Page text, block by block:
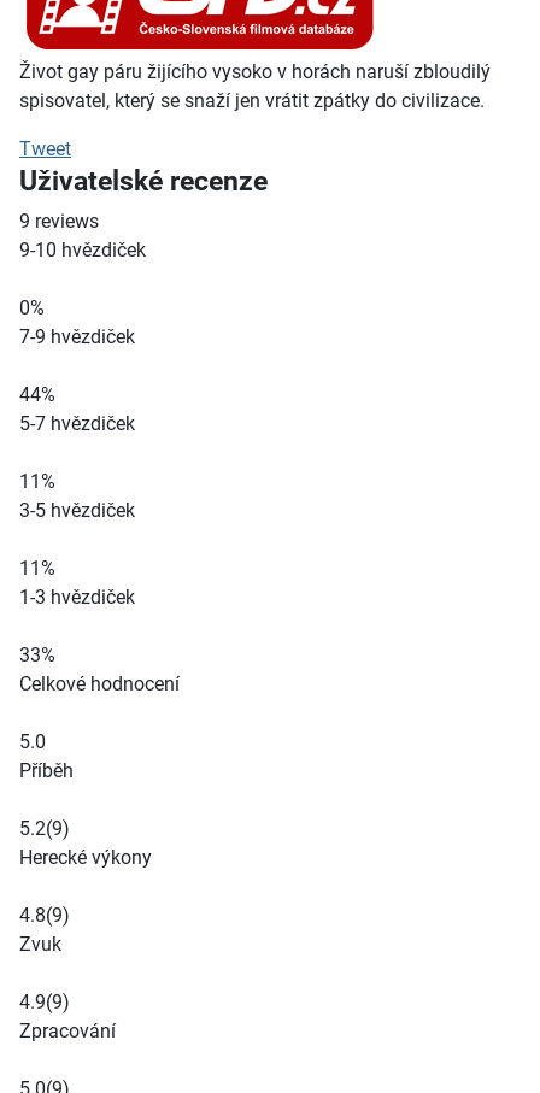
Život gay páru žijícího vysoko v horách naruší zbloudilý
spisovatel, který se snaží jen vrátit zpátky do civilizace.
Tweet
Uživatelské recenze
9 reviews
9-10 hvězdiček
0%
7-9 hvězdiček
44%
5-7 hvězdiček
11%
3-5 hvězdiček
11%
1-3 hvězdiček
33%
Celkové hodnocení
5.0
Příběh
5.2(9)
Herecké výkony
4.8(9)
Zvuk
4.9(9)
Zpracování